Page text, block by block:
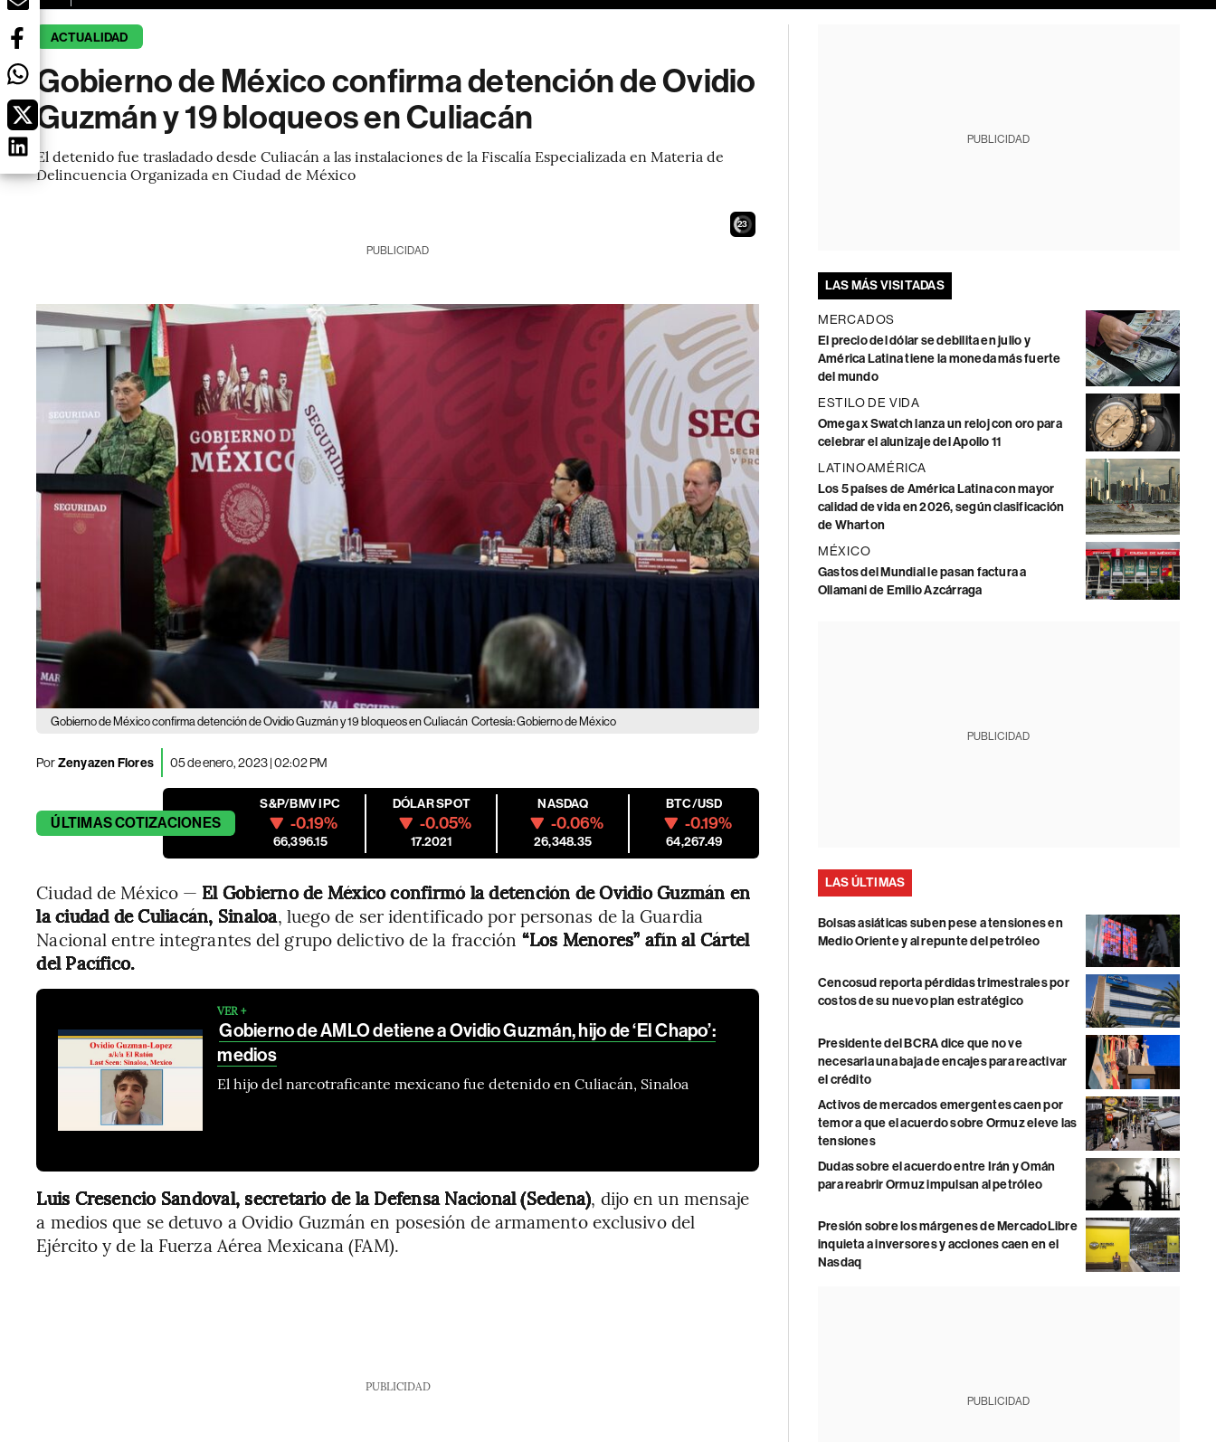
ACTUALIDAD
Gobierno de México confirma detención de Ovidio
Guzmán y 19 bloqueos en Culiacán
El detenido fue trasladado desde Culiacán a las instalaciones de la Fiscalía Especializada en Materia de
Delincuencia Organizada en Ciudad de México
21
PUBLICIDAD
Gobierno de México confirma detención de Ovidio Guzmán y 19 bloqueos en Culiacán Cortesía: Gobierno de México
PorZenyazen Flores 05 de enero, 2023 | 02:02 PM
ÚLTIMASCOTIZACIONES
S&P/BMV IPC
-0.19%
66,396.15
DÓLAR SPOT
-0.05%
17.2021
NASDAQ
-0.06%
26,348.35
BTC/USD
-0.19%
64,267.49
Ciudad de México — El Gobierno de México confirmó la detención de Ovidio Guzmán en
la ciudad de Culiacán, Sinaloa, luego de ser identificado por personas de la Guardia
Nacional entre integrantes del grupo delictivo de la fracción “Los Menores” afín al Cártel
del Pacífico.
VER +
Gobierno de AMLO detiene a Ovidio Guzmán, hijo de ‘El Chapo’:
medios
El hijo del narcotraficante mexicano fue detenido en Culiacán, Sinaloa
Luis Cresencio Sandoval, secretario de la Defensa Nacional (Sedena), dijo en un mensaje
a medios que se detuvo a Ovidio Guzmán en posesión de armamento exclusivo del
Ejército y de la Fuerza Aérea Mexicana (FAM).
PUBLICIDAD
PUBLICIDAD
LAS MÁS VISITADAS
MERCADOS
El precio del dólar se debilita en julio y
América Latina tiene la moneda más fuerte
del mundo
ESTILO DE VIDA
Omega x Swatch lanza un reloj con oro para
celebrar el alunizaje del Apollo 11
LATINOAMÉRICA
Los 5 países de América Latina con mayor
calidad de vida en 2026, según clasificación
de Wharton
MÉXICO
Gastos del Mundial le pasan factura a
Ollamani de Emilio Azcárraga
PUBLICIDAD
LAS ÚLTIMAS
Bolsas asiáticas suben pese a tensiones en
Medio Oriente y al repunte del petróleo
Cencosud reporta pérdidas trimestrales por
costos de su nuevo plan estratégico
Presidente del BCRA dice que no ve
necesaria una baja de encajes para reactivar
el crédito
Activos de mercados emergentes caen por
temor a que el acuerdo sobre Ormuz eleve las
tensiones
Dudas sobre el acuerdo entre Irán y Omán
para reabrir Ormuz impulsan al petróleo
Presión sobre los márgenes de MercadoLibre
inquieta a inversores y acciones caen en el
Nasdaq
PUBLICIDAD